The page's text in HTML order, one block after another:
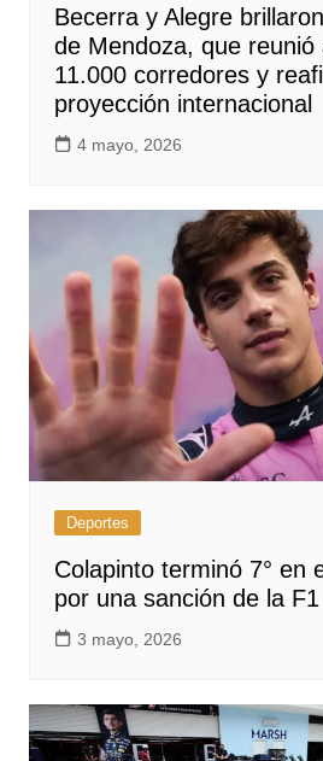
Becerra y Alegre
de Mendoza, que reunió
11.000 corredores y
proyección internacional
4 mayo, 2026
Deportes
Colapinto terminó 7° en
por una sanción de la
3 mayo, 2026